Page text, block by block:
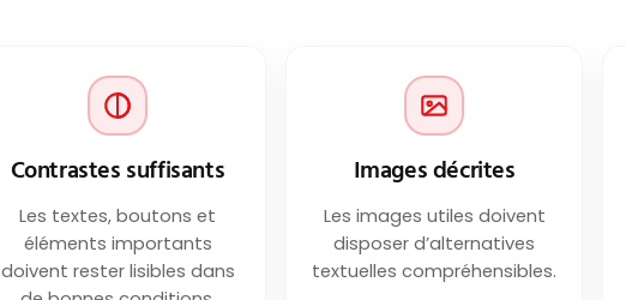
Contrastes suffisants
Les textes, boutons et
éléments importants
doivent rester lisibles dans
Images décrites
Les images utiles doivent
disposer d’alternatives
textuelles compréhensibles.